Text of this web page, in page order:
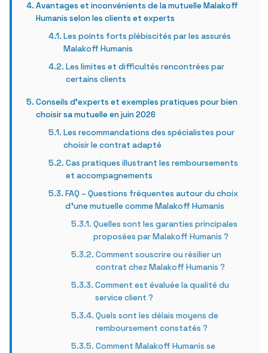
Avantages et inconvénients de la mutuelle Malakoff
Humanis selon les clients et experts
Les points forts plébiscités par les assurés
Malakoff Humanis
Les limites et difficultés rencontrées par
certains clients
Conseils d’experts et exemples pratiques pour bien
choisir sa mutuelle en juin 2026
Les recommandations des spécialistes pour
choisir le contrat adapté
Cas pratiques illustrant les remboursements
et accompagnements
FAQ – Questions fréquentes autour du choix
d’une mutuelle comme Malakoff Humanis
Quelles sont les garanties principales
proposées par Malakoff Humanis ?
Comment souscrire ou résilier un
contrat chez Malakoff Humanis ?
Comment est évaluée la qualité du
service client ?
Quels sont les délais moyens de
remboursement constatés ?
Comment Malakoff Humanis se